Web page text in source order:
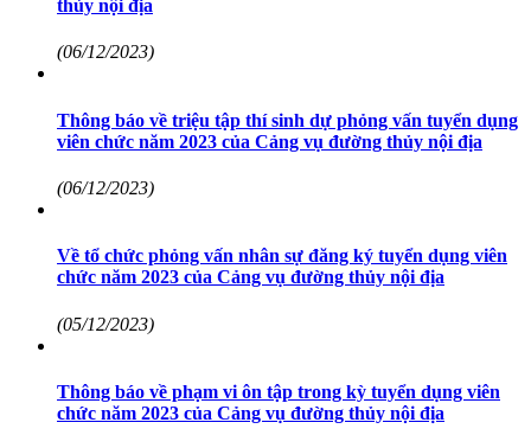
thủy nội địa
(06/12/2023)
Thông báo về triệu tập thí sinh dự phỏng vấn tuyển dụng
viên chức năm 2023 của Cảng vụ đường thủy nội địa
(06/12/2023)
Về tổ chức phỏng vấn nhân sự đăng ký tuyển dụng viên
chức năm 2023 của Cảng vụ đường thủy nội địa
(05/12/2023)
Thông báo về phạm vi ôn tập trong kỳ tuyển dụng viên
chức năm 2023 của Cảng vụ đường thủy nội địa